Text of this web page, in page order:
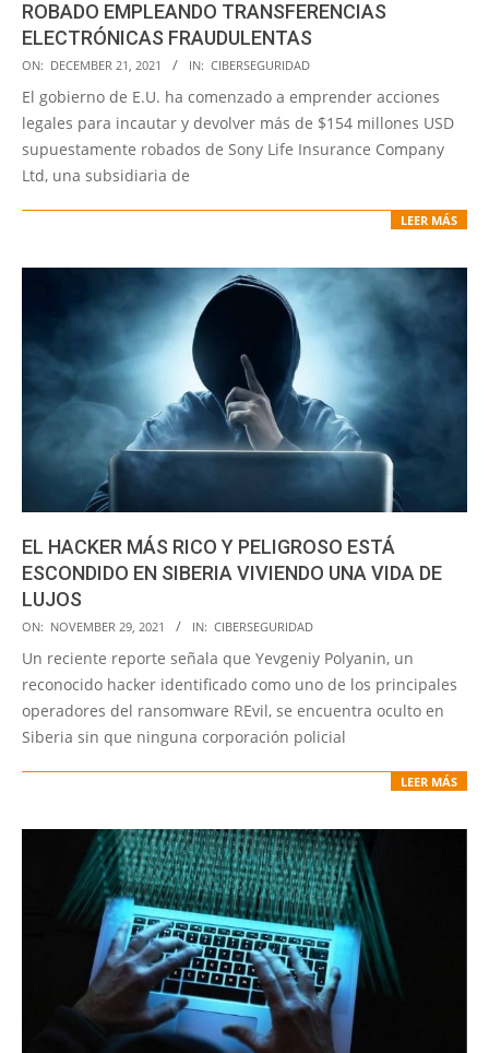
ROBADO EMPLEANDO TRANSFERENCIAS
ELECTRÓNICAS FRAUDULENTAS
2021-
12-
21
ON: DECEMBER 21, 2021 IN: CIBERSEGURIDAD
El gobierno de E.U. ha comenzado a emprender acciones
legales para incautar y devolver más de $154 millones USD
supuestamente robados de Sony Life Insurance Company
Ltd, una subsidiaria de
LEER MÁS
EL HACKER MÁS RICO Y PELIGROSO ESTÁ
ESCONDIDO EN SIBERIA VIVIENDO UNA VIDA DE
LUJOS
2021-
11-
ON: NOVEMBER 29, 2021 IN: CIBERSEGURIDAD
Un reciente reporte señala que Yevgeniy Polyanin, un
reconocido hacker identificado como uno de los principales
operadores del ransomware REvil, se encuentra oculto en
Siberia sin que ninguna corporación policial
LEER MÁS